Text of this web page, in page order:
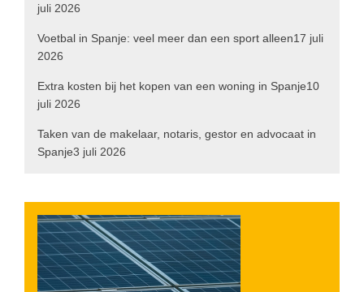
juli 2026
Voetbal in Spanje: veel meer dan een sport alleen17 juli
2026
Extra kosten bij het kopen van een woning in Spanje10
juli 2026
Taken van de makelaar, notaris, gestor en advocaat in
Spanje3 juli 2026